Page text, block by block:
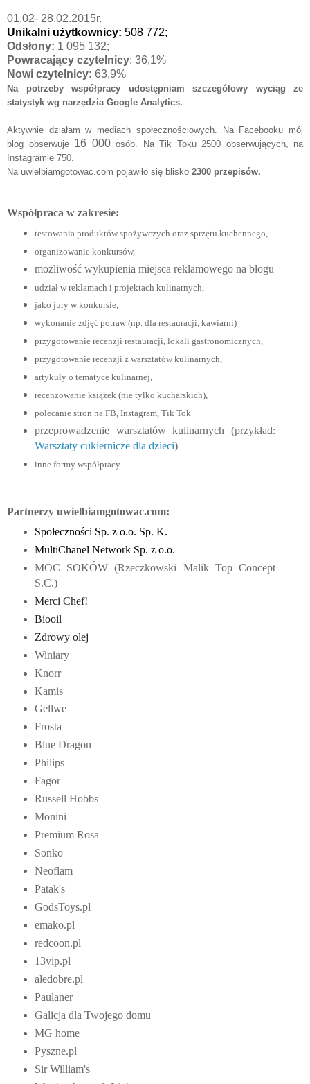
01.02- 28.02.2015r.
Unikalni użytkownicy: 508 772;
Odsłony: 1 095 132;
Powracający czytelnicy: 36,1%
Nowi czytelnicy: 63,9%
Na potrzeby współpracy udostępniam szczegółowy wyciąg ze
statystyk wg narzędzia Google Analytics.
Aktywnie działam w mediach społecznościowych. Na Facebooku mój
blog obserwuje 16 000osób . Na Tik Toku 2500 obserwujących, na
Instagramie 750.
Na uwielbiamgotowac.com pojawiło się blisko 2300 przepisów.
Współpraca w zakresie:
testowania produktów spożywczych oraz sprzętu kuchennego,
organizowanie konkursów,
możliwość wykupienia miejsca reklamowego na blogu
udział w reklamach i projektach kulinarnych,
jako jury w konkursie,
wykonanie zdjęć potraw (np. dla restauracji, kawiarni)
przygotowanie recenzji restauracji, lokali gastronomicznych,
przygotowanie recenzji z warsztatów kulinarnych,
artykuły o tematyce kulinarnej,
recenzowanie książek (nie tylko kucharskich),
polecanie stron na FB, Instagram, Tik Tok
przeprowadzenie warsztatów kulinarnych (przykład:
Warsztaty cukiernicze dla dzieci)
inne formy współpracy.
Partnerzy uwielbiamgotowac.com:
Społeczności Sp. z o.o. Sp. K.
MultiChanel Network Sp. z o.o.
MOC SOKÓW (Rzeczkowski Malik Top Concept
S.C.)
Merci Chef!
Biooil
Zdrowy olej
Winiary
Knorr
Kamis
Gellwe
Frosta
Blue Dragon
Philips
Fagor
Russell Hobbs
Monini
Premium Rosa
Sonko
Neoflam
Patak's
GodsToys.pl
emako.pl
redcoon.pl
13vip.pl
aledobre.pl
Paulaner
Galicja dla Twojego domu
MG home
Pyszne.pl
Sir William's